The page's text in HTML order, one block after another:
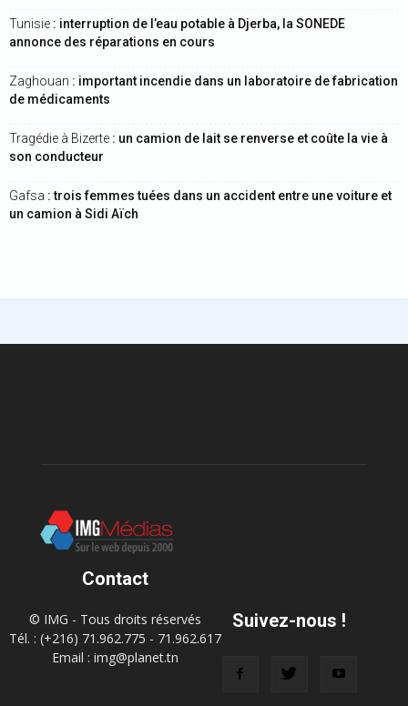
Tunisie : interruption de l’eau potable à Djerba, la SONEDE
annonce des réparations en cours
Zaghouan : important incendie dans un laboratoire de fabrication
de médicaments
Tragédie à Bizerte : un camion de lait se renverse et coûte la vie à
son conducteur
Gafsa : trois femmes tuées dans un accident entre une voiture et
un camion à Sidi Aïch
Contact
© IMG - Tous droits réservés
Tél. : (+216) 71.962.775 - 71.962.617
Email : img@planet.tn
Suivez-nous !